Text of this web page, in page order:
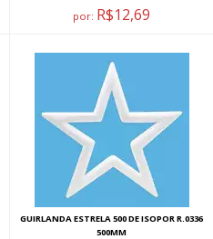
por: R$12,69
GUIRLANDA ESTRELA 500 DE ISOPOR R.0336
500MM